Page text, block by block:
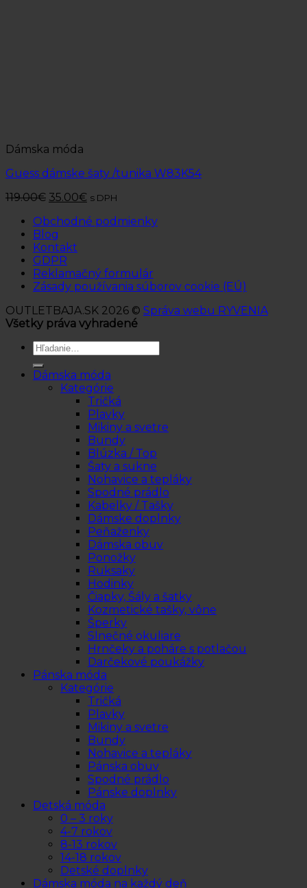
Dámska móda
Guess dámske šaty /tunika W83K54
119.00€ 35.00€ s DPH
Obchodné podmienky
Blog
Kontakt
GDPR
Reklamačný formulár
Zásady používania súborov cookie (EÚ)
OUTLETBAJA.SK 2026 © Správa webu RYVENIA
Všetky práva vyhradené
Hľadať:
Dámska móda
Kategórie
Tričká
Plavky
Mikiny a svetre
Bundy
Blúzka / Top
Šaty a sukne
Nohavice a tepláky
Spodné prádlo
Kabelky / Tašky
Dámske doplnky
Peňaženky
Dámska obuv
Ponožky
Ruksaky
Hodinky
Čiapky, Šály a šatky
Kozmetické tašky, vône
Šperky
Slnečné okuliare
Hrnčeky a poháre s potlačou
Darčekové poukážky
Pánska móda
Kategórie
Tričká
Plavky
Mikiny a svetre
Bundy
Nohavice a tepláky
Pánska obuv
Spodné prádlo
Pánske doplnky
Detská móda
0 – 3 roky
4-7 rokov
8-13 rokov
14-18 rokov
Detské doplnky
Dámska móda na každý deň